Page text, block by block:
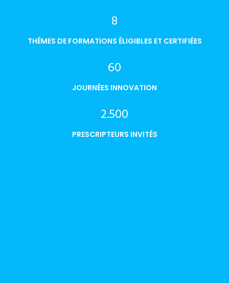
8
THÈMES DE FORMATIONS ÉLIGIBLES ET CERTIFIÉES
60
JOURNÉES INNOVATION
2.500
PRESCRIPTEURS INVITÉS